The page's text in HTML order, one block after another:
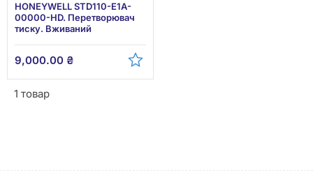
HONEYWELL STD110-E1A-
00000-HD. Перетворювач
тиску. Вживаний
9,000.00 ₴
1 товар